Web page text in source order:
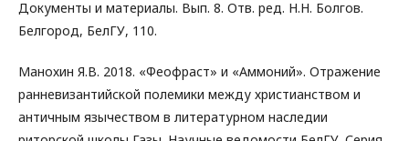
Документы и материалы. Вып. 8. Отв. ред. Н.Н. Болгов.
Белгород, БелГУ, 110.
Манохин Я.В. 2018. «Феофраст» и «Аммоний». Отражение
ранневизантийской полемики между христианством и
античным язычеством в литературном наследии